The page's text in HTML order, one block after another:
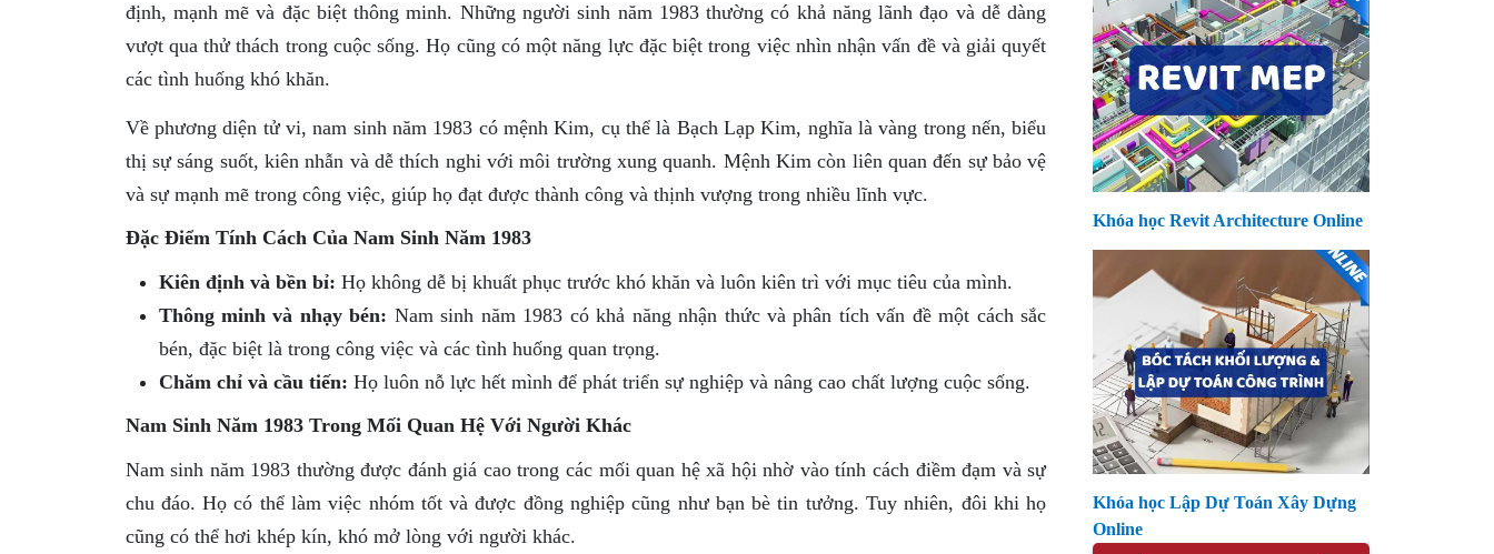
định, mạnh mẽ và đặc biệt thông minh. Những người sinh năm 1983 thường có khả năng lãnh đạo và dễ dàng
vượt qua thử thách trong cuộc sống. Họ cũng có một năng lực đặc biệt trong việc nhìn nhận vấn đề và giải quyết
các tình huống khó khăn.
Về phương diện tử vi, nam sinh năm 1983 có mệnh Kim, cụ thể là Bạch Lạp Kim, nghĩa là vàng trong nến, biểu
thị sự sáng suốt, kiên nhẫn và dễ thích nghi với môi trường xung quanh. Mệnh Kim còn liên quan đến sự bảo vệ
và sự mạnh mẽ trong công việc, giúp họ đạt được thành công và thịnh vượng trong nhiều lĩnh vực.
Đặc Điểm Tính Cách Của Nam Sinh Năm 1983
Kiên định và bền bỉ: Họ không dễ bị khuất phục trước khó khăn và luôn kiên trì với mục tiêu của mình.
Thông minh và nhạy bén: Nam sinh năm 1983 có khả năng nhận thức và phân tích vấn đề một cách sắc
bén, đặc biệt là trong công việc và các tình huống quan trọng.
Chăm chỉ và cầu tiến: Họ luôn nỗ lực hết mình để phát triển sự nghiệp và nâng cao chất lượng cuộc sống.
Nam Sinh Năm 1983 Trong Mối Quan Hệ Với Người Khác
Nam sinh năm 1983 thường được đánh giá cao trong các mối quan hệ xã hội nhờ vào tính cách điềm đạm và sự
chu đáo. Họ có thể làm việc nhóm tốt và được đồng nghiệp cũng như bạn bè tin tưởng. Tuy nhiên, đôi khi họ
cũng có thể hơi khép kín, khó mở lòng với người khác.
Khóa học Revit Architecture Online
Khóa học Lập Dự Toán Xây Dựng
Online